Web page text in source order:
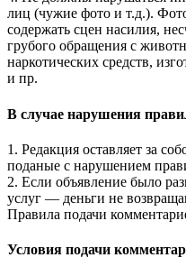
лиц (чужие фото и т.д.).
содержать сцен насилия,
грубого обращения с
наркотических средств,
и пр.
В случае нарушения
1. Редакция оставляет за
поданые с нарушением
2. Если объявление было
услуг — деньги не
Правила подачи
Условия подачи